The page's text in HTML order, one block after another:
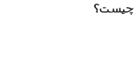
چیست؟